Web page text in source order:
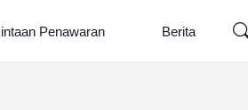
Penawaran Berita